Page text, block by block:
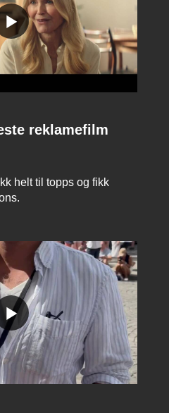
reklamefilm
helt til topps og fikk